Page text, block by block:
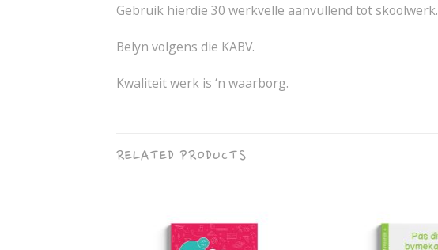
Gebruik hierdie 30 werkvelle aanvullend tot skoolwerk.
Belyn volgens die KABV.
Kwaliteit werk is ‘n waarborg.
RELATED PRODUCTS